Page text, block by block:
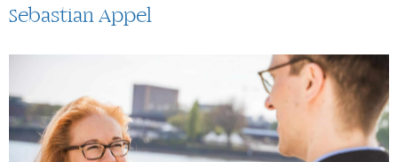
Sebastian Appel